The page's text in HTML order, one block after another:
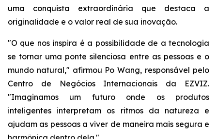
uma conquista extraordinária que destaca a
originalidade e o valor real de sua inovação.
"O que nos inspira é a possibilidade de a tecnologia
se tornar uma ponte silenciosa entre as pessoas e o
mundo natural," afirmou Po Wang, responsável pelo
Centro de Negócios Internacionais da EZVIZ.
"Imaginamos um futuro onde os produtos
inteligentes interpretam os ritmos da natureza e
ajudam as pessoas a viver de maneira mais segura e